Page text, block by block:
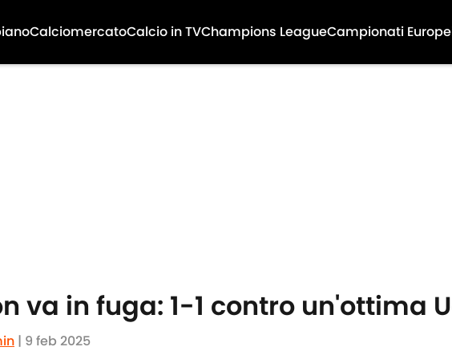
CalciomercatoCalcio in TVChampions LeagueCampionati
va in fuga: 1-1 contro un'ottima
| 9 feb 2025